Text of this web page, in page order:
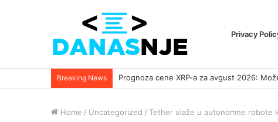
Privacy
Breaking News
Home / Uncategorized / Tether ulaže u autonomne robote